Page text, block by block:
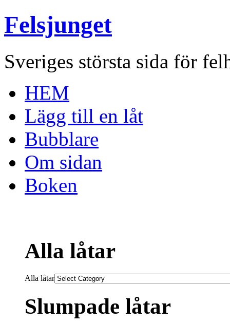
Felsjunget
Sveriges största sida för
HEM
Lägg till en låt
Bubblare
Om sidan
Boken
Alla låtar
Alla låtar
Slumpade låtar